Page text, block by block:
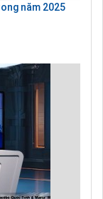
năm 2025